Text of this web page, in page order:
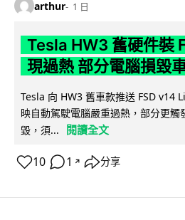
arthur 1 日
Tesla HW3 舊硬件裝
現過熱 部分電腦損毀
Tesla 向 HW3 舊車款推送 FSD v14
映自動駕駛電腦嚴重過熱，部分更觸
毀，須...
閱讀全文
10 1 ↗ 分享